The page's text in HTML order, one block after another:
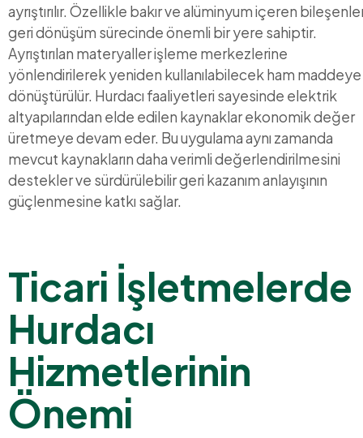
ayrıştırılır. Özellikle bakır ve alüminyum içeren
geri dönüşüm sürecinde önemli bir yere sahiptir.
Ayrıştırılan materyaller işleme merkezlerine
yönlendirilerek yeniden kullanılabilecek ham maddeye
dönüştürülür. Hurdacı faaliyetleri sayesinde elektrik
altyapılarından elde edilen kaynaklar ekonomik değer
üretmeye devam eder. Bu uygulama aynı zamanda
mevcut kaynakların daha verimli değerlendirilmesini
destekler ve sürdürülebilir geri kazanım anlayışının
güçlenmesine katkı sağlar.
Ticari İşletmelerde
Hurdacı
Hizmetlerinin
Önemi